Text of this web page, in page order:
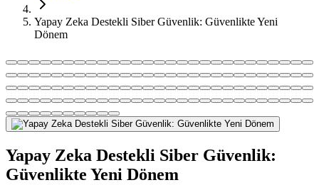
Yapay Zeka Destekli Siber Güvenlik: Güvenlikte Yeni
Dönem
Yapay Zeka Destekli Siber Güvenlik:
Güvenlikte Yeni Dönem